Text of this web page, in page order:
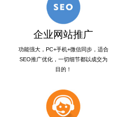
企业网站推广
功能强大，PC+手机+微信同步，适合
SEO推广优化，一切细节都以成交为
目的！